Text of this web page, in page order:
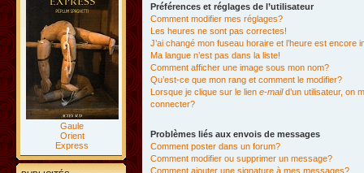
Gaule
Orient
Express
Préférences et réglages de l’utilisateur
Comment modifier mes réglages?
Les heures ne sont pas correctes!
J’ai changé mon fuseau horaire et l’heure est encore
Ma langue n’est pas dans la liste!
Comment afficher une image sous mon nom?
Qu’est-ce que mon rang et comment le modifier?
Lorsque je clique sur le lien e-maild’un utilisateur, on
connecter?
Problèmes liés aux envois de messages
Comment poster dans un forum?
Comment modifier ou supprimer un message?
Comment ajouter une signature à mes messages?